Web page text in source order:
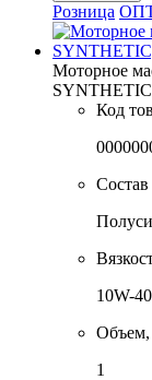
Розница
Моторное
Код
Состав
10W-40
Объем,
1